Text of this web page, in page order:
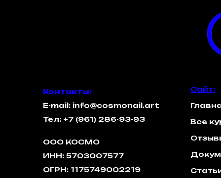
Контакты:
E-mail: info@cosmonail.art
Тел: +7 (961) 286-93-93
ООО КОСМО
ИНН: 5703007577
ОГРН: 1175749002219
Сайт:
Все